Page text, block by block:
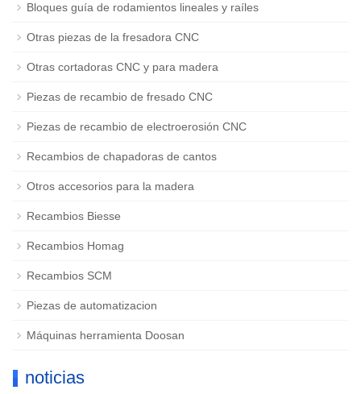
Bloques guía de rodamientos lineales y raíles
Otras piezas de la fresadora CNC
Otras cortadoras CNC y para madera
Piezas de recambio de fresado CNC
Piezas de recambio de electroerosión CNC
Recambios de chapadoras de cantos
Otros accesorios para la madera
Recambios Biesse
Recambios Homag
Recambios SCM
Piezas de automatizacion
Máquinas herramienta Doosan
noticias